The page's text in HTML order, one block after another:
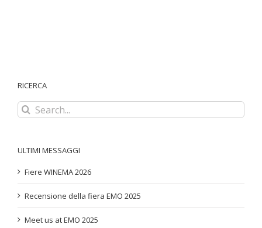
RICERCA
Search
for:
ULTIMI MESSAGGI
Fiere WINEMA 2026
Recensione della fiera EMO 2025
Meet us at EMO 2025